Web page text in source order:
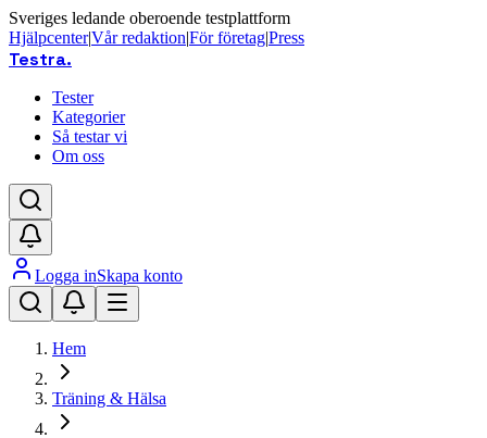
Sveriges ledande oberoende testplattform
Hjälpcenter|Vår redaktion|För företag|Press
Testra.
Tester
Kategorier
Så testar vi
Om oss
Logga inSkapa konto
Hem
Träning & Hälsa